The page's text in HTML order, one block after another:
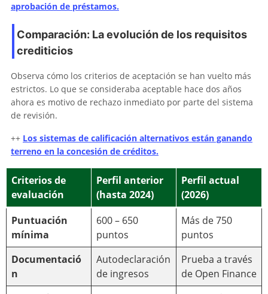
aprobación de préstamos.
Comparación: La evolución de los requisitos
crediticios
Observa cómo los criterios de aceptación se han vuelto más
estrictos. Lo que se consideraba aceptable hace dos años
ahora es motivo de rechazo inmediato por parte del sistema
de revisión.
++ Los sistemas de calificación alternativos están ganando
terreno en la concesión de créditos.
Criterios de
evaluación
Perfil anterior
(hasta 2024)
Perfil actual
(2026)
Puntuación
mínima
600 – 650
puntos
Más de 750
puntos
Documentació
n
Autodeclaración
de ingresos
Prueba a través
de Open Finance